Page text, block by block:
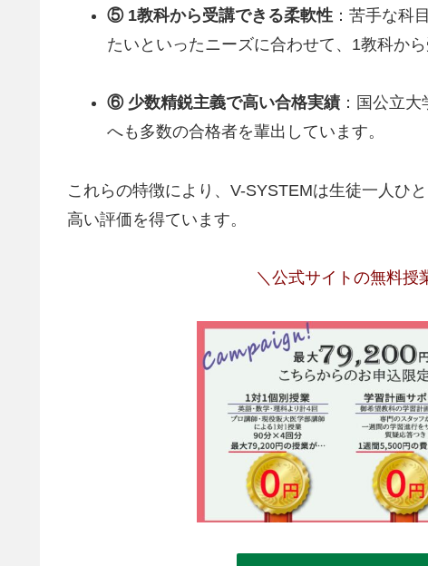
⑤ 1教科から受講できる柔軟性：苦手な科
たいといったニーズに合わせて、1教科から
⑥ 少数精鋭主義で高い合格実績：国公立大
へも多数の合格者を輩出しています。
これらの特徴により、V-SYSTEMは生徒一人ひ
高い評価を得ています。
＼公式サイトの無料授